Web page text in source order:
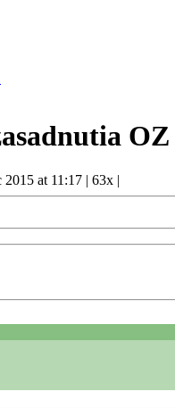
OZ
2015 at 11:17 | 63x |